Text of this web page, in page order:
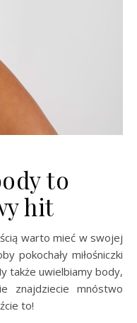
to
hit
pokochały miłośniczki
także uwielbiamy body,
znajdziecie mnóstwo
to!